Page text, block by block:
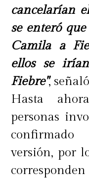
cancelarían
se enteró
Camila a
ellos se
Fiebre",
Hasta
personas
versión, por